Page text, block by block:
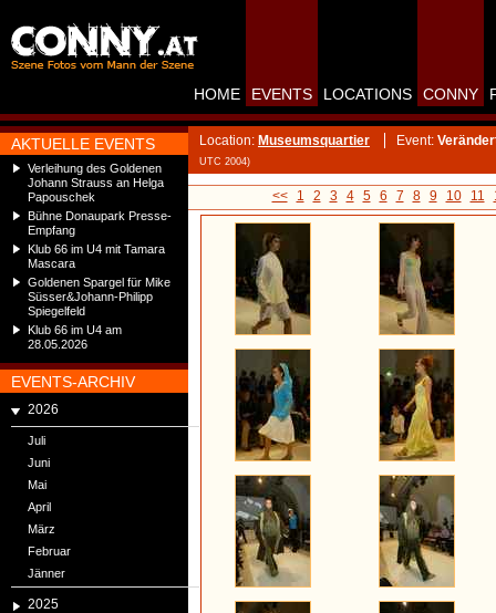
AKTUELLE EVENTS
Verleihung des Goldenen
Johann Strauss an Helga
Papouschek
Bühne Donaupark Presse-
Empfang
Klub 66 im U4 mit Tamara
Mascara
Goldenen Spargel für Mike
Süsser&Johann-Philipp
Spiegelfeld
Klub 66 im U4 am
28.05.2026
EVENTS-ARCHIV
2026
Juli
Juni
Mai
April
März
Februar
Jänner
2025
HOME EVENTS LOCATIONS CONNY
Location: Museumsquartier Event:
UTC 2004)
<< 1 2 3 4 5 6 7 8 9 10 11